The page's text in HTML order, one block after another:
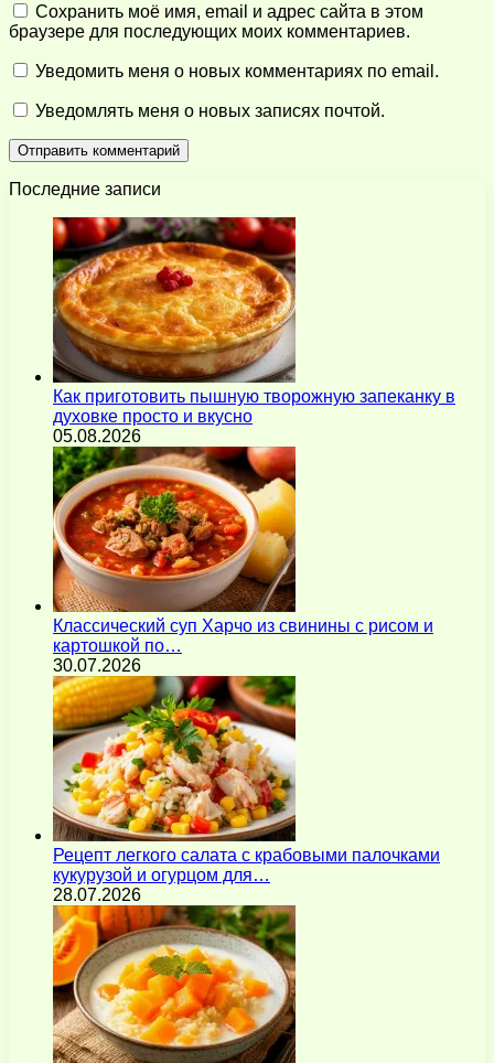
Сохранить моё имя, email и адрес сайта в этом
браузере для последующих моих комментариев.
Уведомить меня о новых комментариях по email.
Уведомлять меня о новых записях почтой.
Последние записи
Как приготовить пышную творожную запеканку в
духовке просто и вкусно
05.08.2026
Классический суп Харчо из свинины с рисом и
картошкой по…
30.07.2026
Рецепт легкого салата с крабовыми палочками
кукурузой и огурцом для…
28.07.2026